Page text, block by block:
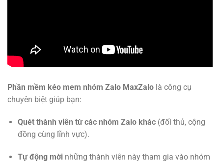
Phần mềm kéo mem nhóm Zalo MaxZalo là công cụ
chuyên biệt giúp bạn:
Quét thành viên từ các nhóm Zalo khác(đối thủ, cộng
đồng cùng lĩnh vực).
Tự động mờinhững thành viên này tham gia vào nhóm